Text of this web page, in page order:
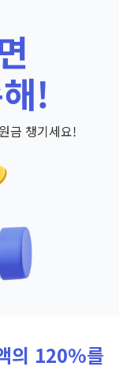
!
금 챙기세요!
의 120%를